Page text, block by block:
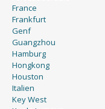
France
Frankfurt
Genf
Guangzhou
Hamburg
Hongkong
Houston
Italien
Key West